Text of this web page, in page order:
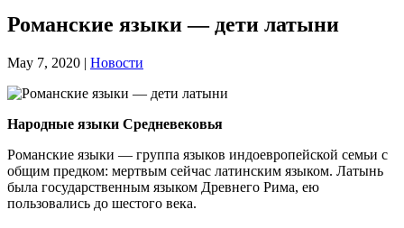
Романские языки — дети латыни
May 7, 2020 | Новости
Народные языки Средневековья
Романские языки — группа языков индоевропейской семьи с
общим предком: мертвым сейчас латинским языком. Латынь
была государственным языком Древнего Рима, ею
пользовались до шестого века.